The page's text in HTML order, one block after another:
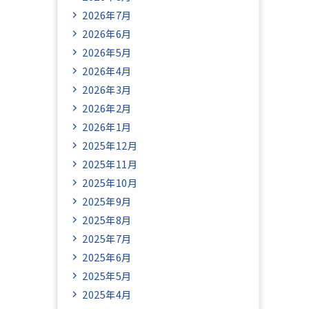
2026年7月
2026年6月
2026年5月
2026年4月
2026年3月
2026年2月
2026年1月
2025年12月
2025年11月
2025年10月
2025年9月
2025年8月
2025年7月
2025年6月
2025年5月
2025年4月